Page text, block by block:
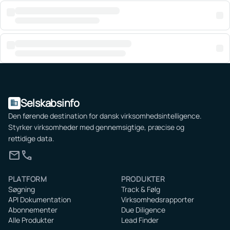
domain Selskabsinfo
Den førende destination for dansk virksomhedsintelligence.
Styrker virksomheder med gennemsigtige, præcise og
rettidige data.
mailcall
PLATFORM
Søgning
API Dokumentation
Abonnementer
Alle Produkter
PRODUKTER
Track & Følg
Virksomhedsrapporter
Due Diligence
Lead Finder